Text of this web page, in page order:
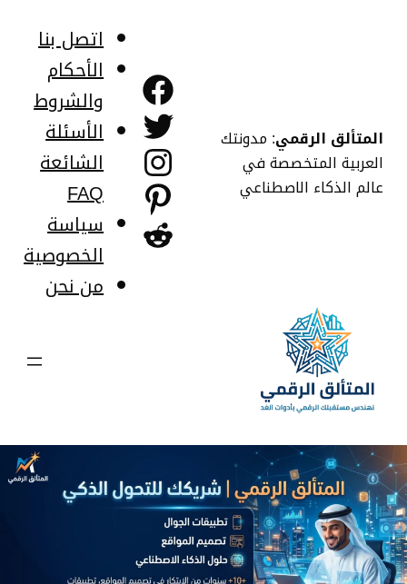
المتألق الرقمي: مدونتك
العربية المتخصصة في
عالم الذكاء الاصطناعي
فيسبوك
تويتر
إنستجرام
بينتريست
ريديت
اتصل بنا
الأحكام
والشروط
الأسئلة
الشائعة
FAQ
سياسة
الخصوصية
من نحن